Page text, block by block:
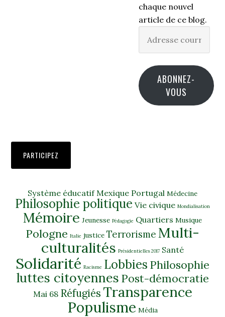
chaque nouvel
article de ce blog.
courriel
ABONNEZ-
VOUS
PARTICIPEZ
Système éducatif Mexique Portugal Médecine
Philosophie politique Vie civique Mondialisation
Mémoire Jeunesse Pédagogie Quartiers Musique
Pologne Italie justice Terrorisme Multi-
culturalités Présidentielles 2017 Santé
Solidarité Racisme Lobbies Philosophie
luttes citoyennes Post-démocratie
Mai 68 Réfugiés Transparence
Populisme Média